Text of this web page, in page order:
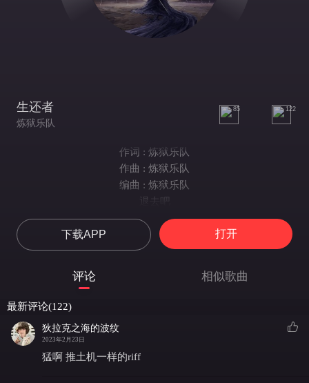
生还者
炼狱乐队
85 122
作词 : 炼狱乐队
作曲 : 炼狱乐队
编曲 : 炼狱乐队
退去吧
旋转着破碎的悬崖的炽热
治罪
烬余
谁是唯一生还
下载APP 打开
评论 相似歌曲
最新评论(122)
狄拉克之海的波纹
2023年2月23日
猛啊 推土机一样的riff